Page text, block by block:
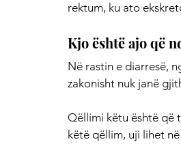
rektum, ku ato
Kjo është ajo që
Në rastin e diarresë,
zakonisht nuk janë
Qëllimi këtu është që
këtë qëllim, uji lihet